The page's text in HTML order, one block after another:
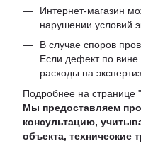
Интернет-магазин
нарушении условий
В случае споров
Если дефект по
расходы на
Подробнее на странице "
Мы предоставляем
консультацию,
объекта, технические